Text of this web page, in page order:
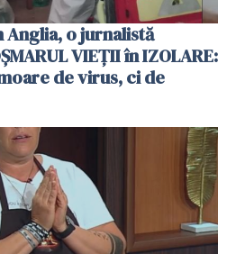
Anglia, o jurnalistă
VIEȚII în IZOLARE:
de virus, ci de